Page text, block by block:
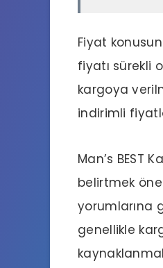
Fiyat
fiyatı sürekli
kargoya
indirimli
Man’s BEST
belirtmek
yorumlarına
genellikle